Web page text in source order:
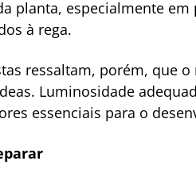
planta, especialmente
à rega.
ressaltam, porém, que
Luminosidade
essenciais para o